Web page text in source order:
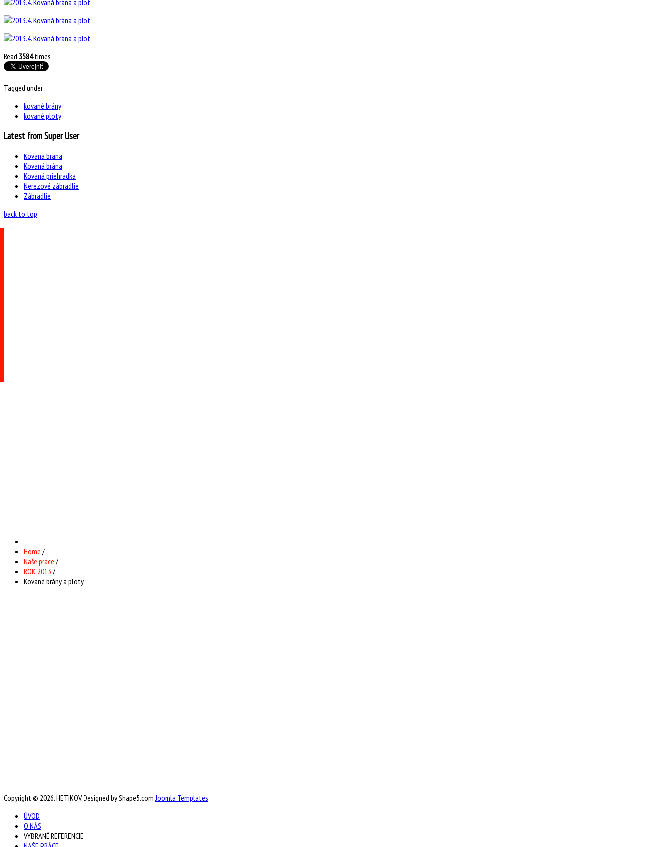
Read 3584times
Tagged under
kované brány
kované ploty
Latest from Super User
Kovaná brána
Kovaná brána
Kovaná priehradka
Nerezové zábradlie
Zábradlie
back to top
Home /
Naše práce /
ROK 2013 /
Kované brány a ploty
Copyright © 2026. HETIKOV. Designed by Shape5.com Joomla Templates
ÚVOD
O NÁS
VYBRANÉ REFERENCIE